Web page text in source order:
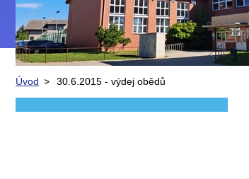
Úvod > 30.6.2015 - výdej obědů